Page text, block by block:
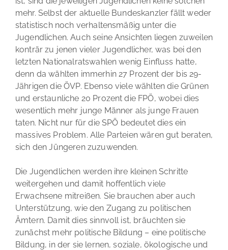
mehr. Selbst der aktuelle Bundeskanzler fällt weder
statistisch noch verhaltensmäßig unter die
Jugendlichen. Auch seine Ansichten liegen zuweilen
konträr zu jenen vieler Jugendlicher, was bei den
letzten Nationalratswahlen wenig Einfluss hatte,
denn da wählten immerhin 27 Prozent der bis 29-
Jährigen die ÖVP. Ebenso viele wählten die Grünen
und erstaunliche 20 Prozent die FPÖ, wobei dies
wesentlich mehr junge Männer als junge Frauen
taten. Nicht nur für die SPÖ bedeutet dies ein
massives Problem. Alle Parteien wären gut beraten,
sich den Jüngeren zuzuwenden.
Die Jugendlichen werden ihre kleinen Schritte
weitergehen und damit hoffentlich viele
Erwachsene mitreißen. Sie brauchen aber auch
Unterstützung, wie den Zugang zu politischen
Ämtern. Damit dies sinnvoll ist, bräuchten sie
zunächst mehr politische Bildung – eine politische
Bildung, in der sie lernen, soziale, ökologische und